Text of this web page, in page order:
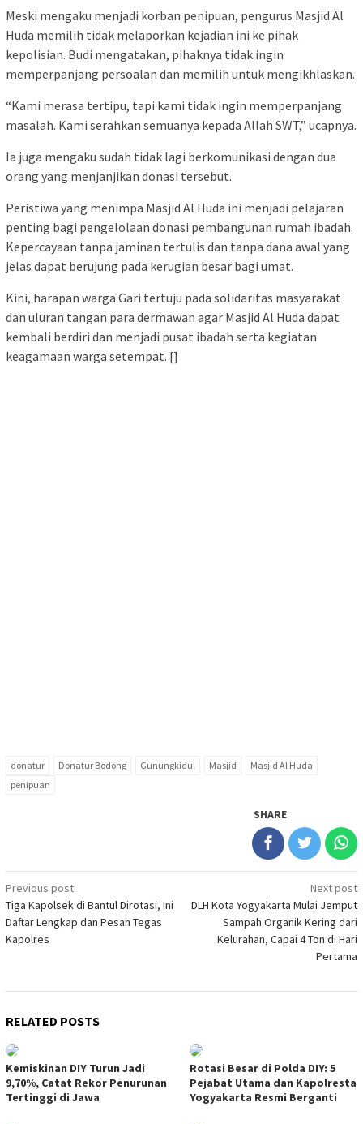
Meski mengaku menjadi korban penipuan, pengurus Masjid Al
Huda memilih tidak melaporkan kejadian ini ke pihak
kepolisian. Budi mengatakan, pihaknya tidak ingin
memperpanjang persoalan dan memilih untuk mengikhlaskan.
“Kami merasa tertipu, tapi kami tidak ingin memperpanjang
masalah. Kami serahkan semuanya kepada Allah SWT,” ucapnya.
Ia juga mengaku sudah tidak lagi berkomunikasi dengan dua
orang yang menjanjikan donasi tersebut.
Peristiwa yang menimpa Masjid Al Huda ini menjadi pelajaran
penting bagi pengelolaan donasi pembangunan rumah ibadah.
Kepercayaan tanpa jaminan tertulis dan tanpa dana awal yang
jelas dapat berujung pada kerugian besar bagi umat.
Kini, harapan warga Gari tertuju pada solidaritas masyarakat
dan uluran tangan para dermawan agar Masjid Al Huda dapat
kembali berdiri dan menjadi pusat ibadah serta kegiatan
keagamaan warga setempat. []
donatur Donatur Bodong Gunungkidul Masjid
Masjid Al Huda
penipuan
SHARE
Post
navigation
Previous post
Tiga Kapolsek di Bantul Dirotasi, Ini
Daftar Lengkap dan Pesan Tegas
Kapolres
Next post
DLH Kota Yogyakarta Mulai Jemput
Sampah Organik Kering dari
Kelurahan, Capai 4 Ton di Hari
Pertama
RELATED POSTS
Kemiskinan DIY Turun Jadi
9,70%, Catat Rekor Penurunan
Tertinggi di Jawa
Rotasi Besar di Polda DIY: 5
Pejabat Utama dan Kapolresta
Yogyakarta Resmi Berganti